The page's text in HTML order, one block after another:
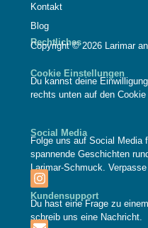
Kontakt
Blog
Rechtliches
Copyright © 2026 Larimar
Cookie Einstellungen
Du kannst deine
rechts unten auf den
Social Media
Folge uns auf Social Media
spannende Geschichten
Larimar-Schmuck.
Kundensupport
Du hast eine Frage zu
schreib uns eine Nachricht.